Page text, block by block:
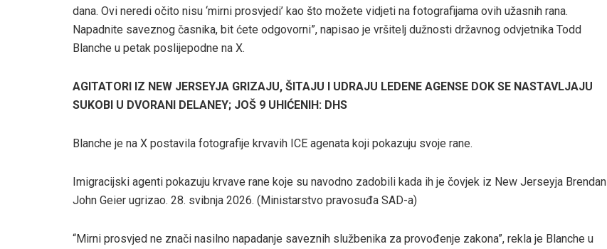
dana. Ovi neredi očito nisu ‘mirni prosvjedi’ kao što možete vidjeti na fotografijama ovih užasnih rana.
Napadnite saveznog časnika, bit ćete odgovorni”, napisao je vršitelj dužnosti državnog odvjetnika Todd
Blanche u petak poslijepodne na X.
AGITATORI IZ NEW JERSEYJA GRIZAJU, ŠITAJU I UDRAJU LEDENE AGENSE DOK SE NASTAVLJAJU
SUKOBI U DVORANI DELANEY; JOŠ 9 UHIĆENIH: DHS
Blanche je na X postavila fotografije krvavih ICE agenata koji pokazuju svoje rane.
Imigracijski agenti pokazuju krvave rane koje su navodno zadobili kada ih je čovjek iz New Jerseyja Brendan
John Geier ugrizao. 28. svibnja 2026. (Ministarstvo pravosuđa SAD-a)
“Mirni prosvjed ne znači nasilno napadanje saveznih službenika za provođenje zakona”, rekla je Blanche u